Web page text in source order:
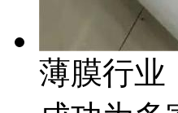
薄膜行业